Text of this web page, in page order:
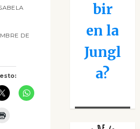
DE
bir
en la
Jungl
a?